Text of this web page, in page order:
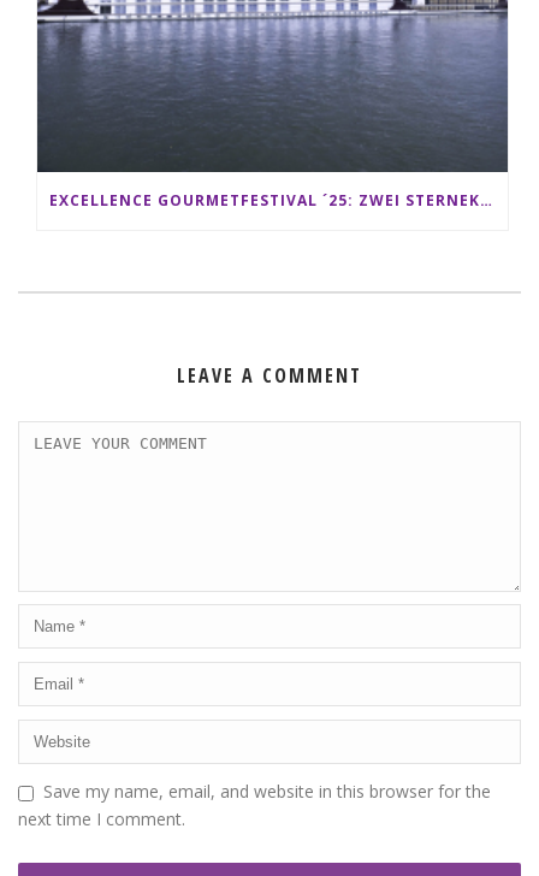
EXCELLENCE GOURMETFESTIVAL ´25: ZWEI STERNEKÖCHE ANTONIO GUIDA & DARIO MORESCO VERWÖHNEN IHRE GÄSTE AUF EINER LUXERIÖSEN SCHIFFSREISE
LEAVE A COMMENT
Save my name, email, and website in this browser for the
next time I comment.